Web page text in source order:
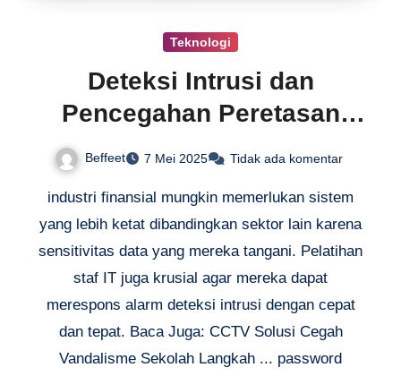
Teknologi
Deteksi Intrusi dan
Pencegahan Peretasan
Jaringan
Beffeet 7 Mei 2025 Tidak ada komentar
industri finansial mungkin memerlukan sistem
yang lebih ketat dibandingkan sektor lain karena
sensitivitas data yang mereka tangani. Pelatihan
staf IT juga krusial agar mereka dapat
merespons alarm deteksi intrusi dengan cepat
dan tepat. Baca Juga: CCTV Solusi Cegah
Vandalisme Sekolah Langkah ... password